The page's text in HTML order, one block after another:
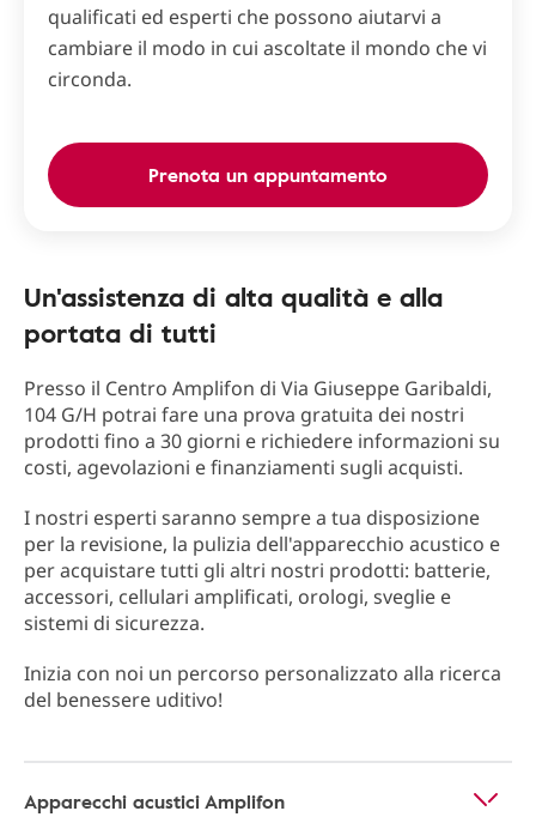
qualificati ed esperti che possono aiutarvi a
cambiare il modo in cui ascoltate il mondo che vi
circonda.
Prenota un appuntamento
Un'assistenza di alta qualità e alla
portata di tutti
Presso il Centro Amplifon di Via Giuseppe Garibaldi,
104 G/H potrai fare una prova gratuita dei nostri
prodotti fino a 30 giorni e richiedere informazioni su
costi, agevolazioni e finanziamenti sugli acquisti.
I nostri esperti saranno sempre a tua disposizione
per la revisione, la pulizia dell'apparecchio acustico e
per acquistare tutti gli altri nostri prodotti: batterie,
accessori, cellulari amplificati, orologi, sveglie e
sistemi di sicurezza.
Inizia con noi un percorso personalizzato alla ricerca
del benessere uditivo!
Apparecchi acustici Amplifon